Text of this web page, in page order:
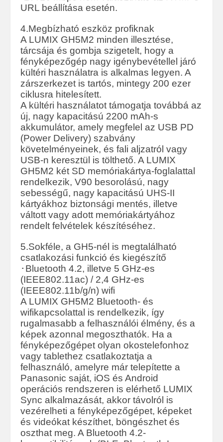
URL beállítása esetén.
4.Megbízható eszköz profiknak
A LUMIX GH5M2 minden illesztése,
tárcsája és gombja szigetelt, hogy a
fényképezőgép nagy igénybevétellel járó
kültéri használatra is alkalmas legyen. A
zárszerkezet is tartós, mintegy 200 ezer
ciklusra hitelesített.
A kültéri használatot támogatja továbbá az
új, nagy kapacitású 2200 mAh-s
akkumulátor, amely megfelel az USB PD
(Power Delivery) szabvány
követelményeinek, és fali aljzatról vagy
USB-n keresztül is tölthető. A LUMIX
GH5M2 két SD memóriakártya-foglalattal
rendelkezik, V90 besorolású, nagy
sebességű, nagy kapacitású UHS-II
kártyákhoz biztonsági mentés, illetve
váltott vagy adott memóriakártyához
rendelt felvételek készítéséhez.
5.Sokféle, a GH5-nél is megtalálható
csatlakozási funkció és kiegészítő
･Bluetooth 4.2, illetve 5 GHz-es
(IEEE802.11ac) / 2,4 GHz-es
(IEEE802.11b/g/n) wifi
A LUMIX GH5M2 Bluetooth- és
wifikapcsolattal is rendelkezik, így
rugalmasabb a felhasználói élmény, és a
képek azonnal megoszthatók. Ha a
fényképezőgépet olyan okostelefonhoz
vagy tablethez csatlakoztatja a
felhasználó, amelyre már telepítette a
Panasonic saját, iOS és Android
operációs rendszeren is elérhető LUMIX
Sync alkalmazását, akkor távolról is
vezérelheti a fényképezőgépet, képeket
és videókat készíthet, böngészhet és
oszthat meg. A Bluetooth 4.2-